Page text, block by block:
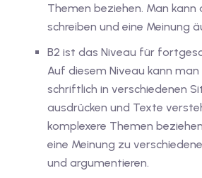
mit
B1
Deutschkurse mit
mit
Themen beziehen. Man
schreiben und eine Meinung
B2 ist das Niveau für
Auf diesem Niveau kann man
schriftlich in verschiedenen
ausdrücken und Texte
komplexere Themen
eine Meinung zu
und argumentieren.